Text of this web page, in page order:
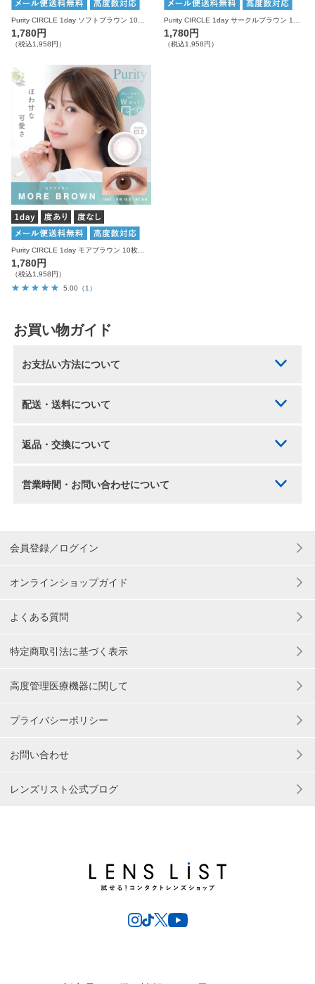
Purity CIRCLE 1day ソフトブラウン 10枚入り ピュアリティ カラコン
1,780円
（税込1,958円）
Purity CIRCLE 1day サークルブラウン 10枚入り ピュアリティ カラコン
1,780円
（税込1,958円）
Purity CIRCLE 1day モアブラウン 10枚入り ピュアリティ カラコン
1,780円
（税込1,958円）
5.00 （1）
お買い物ガイド
お支払い方法について
配送・送料について
返品・交換について
営業時間・お問い合わせについて
会員登録／ログイン
オンラインショップガイド
よくある質問
特定商取引法に基づく表示
高度管理医療機器に関して
プライバシーポリシー
お問い合わせ
レンズリスト公式ブログ